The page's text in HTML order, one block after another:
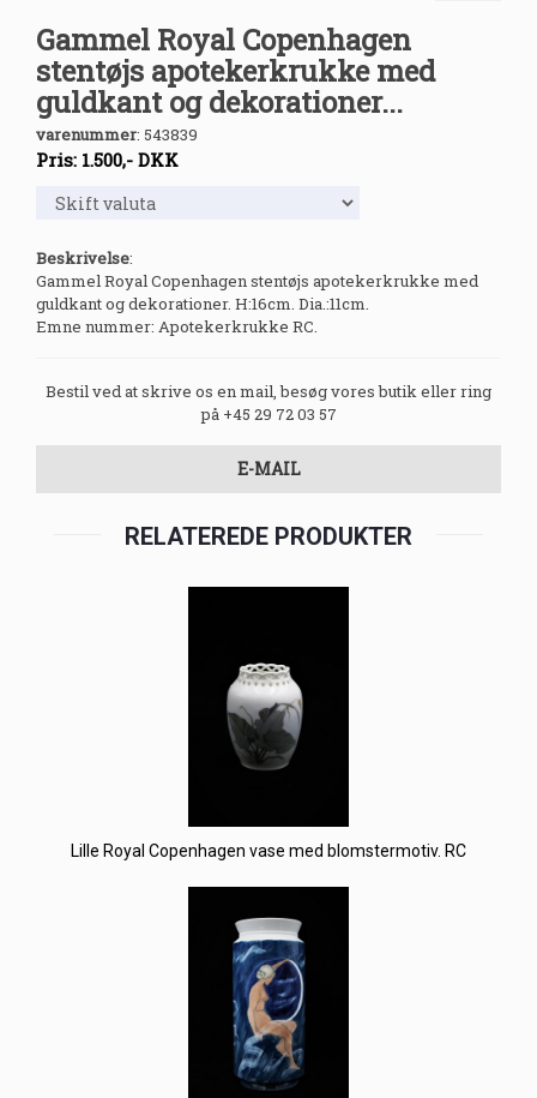
Gammel Royal Copenhagen
stentøjs apotekerkrukke med
guldkant og dekorationer...
varenummer: 543839
Pris: 1.500,- DKK
Beskrivelse:
Gammel Royal Copenhagen stentøjs apotekerkrukke med
guldkant og dekorationer. H:16cm. Dia.:11cm.
Emne nummer: Apotekerkrukke RC.
Bestil ved at skrive os en mail, besøg vores butik eller ring
på +45 29 72 03 57
E-MAIL
RELATEREDE PRODUKTER
Lille Royal Copenhagen vase med blomstermotiv. RC